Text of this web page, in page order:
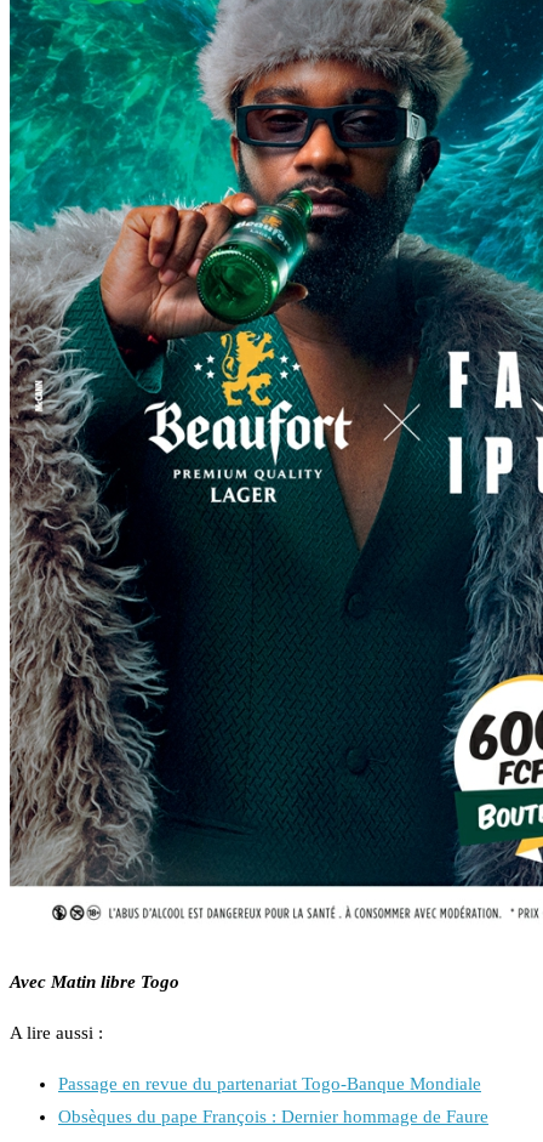
Avec Matin libre Togo
A lire aussi :
Passage en revue du partenariat Togo-Banque Mondiale
Obsèques du pape François : Dernier hommage de Faure